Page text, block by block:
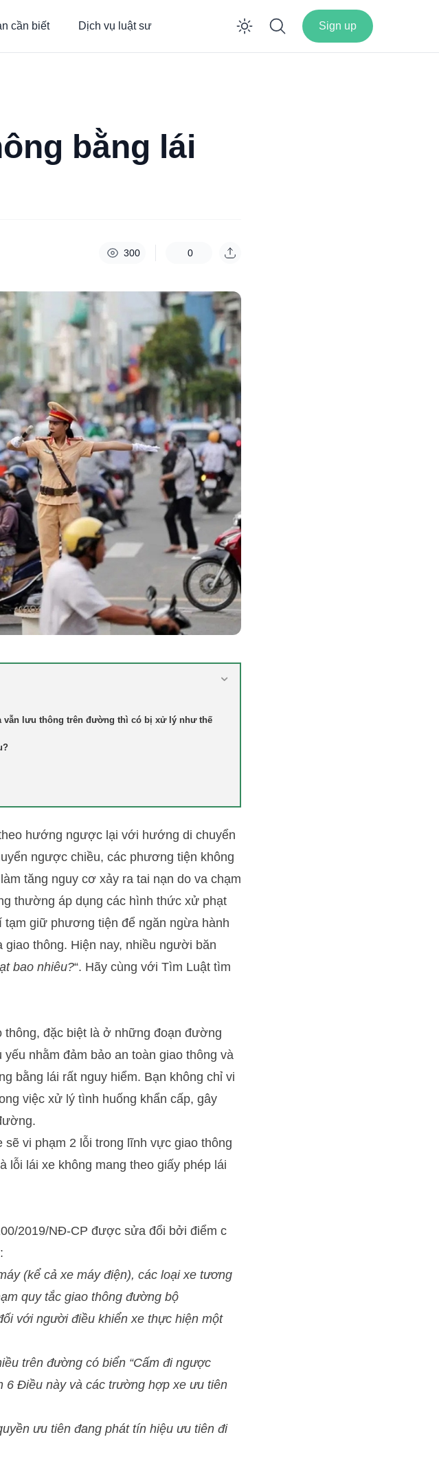
cần biết Dịch vụ luật sư Enable dark mode
Sign up
bằng lái
300 0
vẫn lưu thông trên đường thì có bị xử lý như thế
hướng ngược lại với hướng di chuyển
ngược chiều, các phương tiện không
tăng nguy cơ xảy ra tai nạn do va chạm
thường áp dụng các hình thức xử phạt
giữ phương tiện để ngăn ngừa hành
thông. Hiện nay, nhiều người băn
bao nhiêu?“. Hãy cùng với Tìm Luật tìm
đặc biệt là ở những đoạn đường
nhằm đảm bảo an toàn giao thông và
bằng lái rất nguy hiểm. Bạn không chỉ vi
việc xử lý tình huống khẩn cấp, gây
vi phạm 2 lỗi trong lĩnh vực giao thông
lái xe không mang theo giấy phép lái
2019/NĐ-CP được sửa đổi bởi điểm c
(kể cả xe máy điện), các loại xe tương
quy tắc giao thông đường bộ
với người điều khiển xe thực hiện một
trên đường có biển “Cấm đi ngược
6 Điều này và các trường hợp xe ưu tiên
ưu tiên đang phát tín hiệu ưu tiên đi